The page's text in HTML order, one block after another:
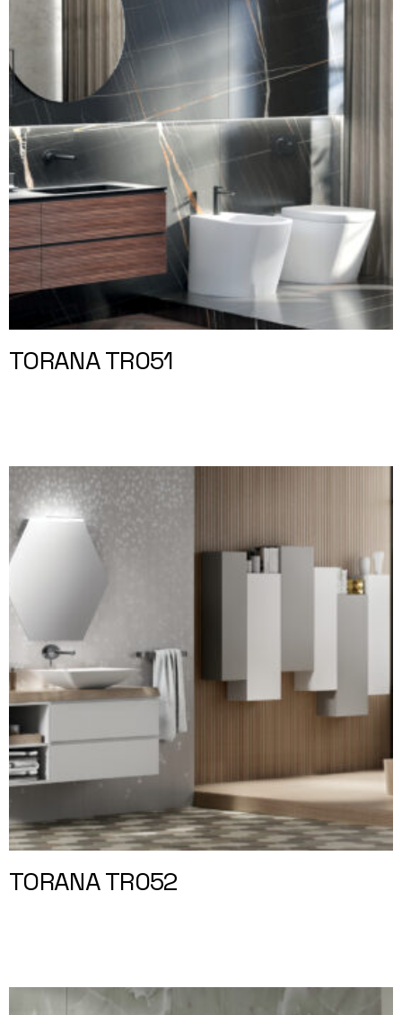
TORANA TR051
TORANA TR052